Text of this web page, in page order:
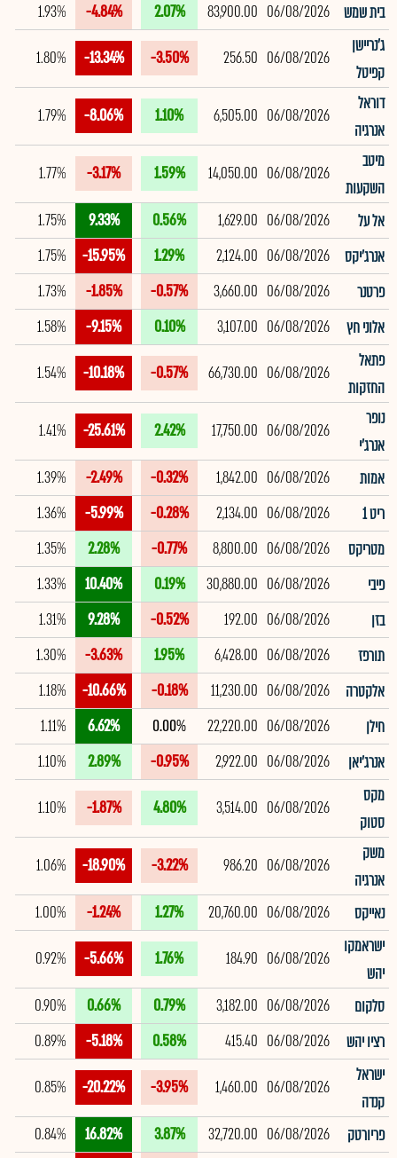
בית שמש 06/08/2026
83,900.00
2.07%
-4.84%
1.93%
ג'נריישן
קפיטל
06/08/2026
256.50
-3.50%
-13.34%
1.80%
דוראל
אנרגיה
06/08/2026
6,505.00
1.10%
-8.06%
1.79%
מיטב
השקעות
06/08/2026
14,050.00
1.59%
-3.17%
1.77%
אל על 06/08/2026
1,629.00
0.56%
9.33%
1.75%
אנרג'יקס
06/08/2026
2,124.00
1.29%
-15.95%
1.75%
פרטנר
06/08/2026
3,660.00
-0.57%
-1.85%
1.73%
אלוני חץ
06/08/2026
3,107.00
0.10%
-9.15%
1.58%
פתאל
החזקות
06/08/2026
66,730.00
-0.57%
-10.18%
1.54%
נופר
אנרג'י
06/08/2026
17,750.00
2.42%
-25.61%
1.41%
אמות 06/08/2026
1,842.00
-0.32%
-2.49%
1.39%
ריט 1
06/08/2026
2,134.00
-0.28%
-5.99%
1.36%
מטריקס
06/08/2026
8,800.00
-0.77%
2.28%
1.35%
פיבי
06/08/2026
30,880.00
0.19%
10.40%
1.33%
בזן
06/08/2026
192.00
-0.52%
9.28%
1.31%
תורפז
06/08/2026
6,428.00
1.95%
-3.63%
1.30%
אלקטרה
06/08/2026
11,230.00
-0.18%
-10.66%
1.18%
חילן
06/08/2026
22,220.00
0.00%
6.62%
1.11%
אנרג'יאן
06/08/2026
2,922.00
-0.95%
2.89%
1.10%
מקס
סטוק
06/08/2026
3,514.00
4.80%
-1.87%
1.10%
משק
אנרגיה
06/08/2026
986.20
-3.22%
-18.90%
1.06%
נאייקס 06/08/2026
20,760.00
1.27%
-1.24%
1.00%
ישראמקו
יהש
06/08/2026
184.90
1.76%
-5.66%
0.92%
סלקום 06/08/2026
3,182.00
0.79%
0.66%
0.90%
רציו יהש
06/08/2026
415.40
0.58%
-5.18%
0.89%
ישראל
קנדה
06/08/2026
1,460.00
-3.95%
-20.22%
0.85%
פריורטק 06/08/2026
32,720.00
3.87%
16.82%
0.84%